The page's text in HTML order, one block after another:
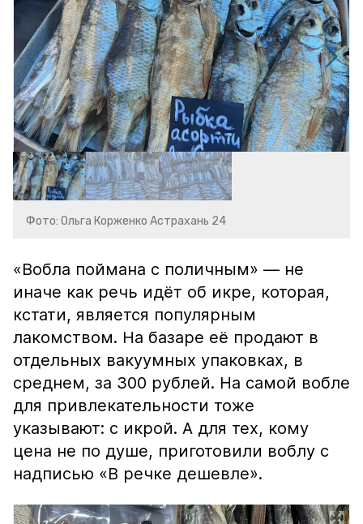
Фото: Ольга Корженко Астрахань 24
«Вобла поймана с поличным» — не
иначе как речь идёт об икре, которая,
кстати, является популярным
лакомством. На базаре её продают в
отдельных вакуумных упаковках, в
среднем, за 300 рублей. На самой вобле
для привлекательности тоже
указывают: с икрой. А для тех, кому
цена не по душе, приготовили воблу с
надписью «В речке дешевле».